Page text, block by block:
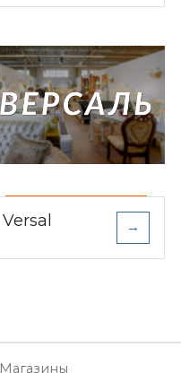
Versal →
Магазины